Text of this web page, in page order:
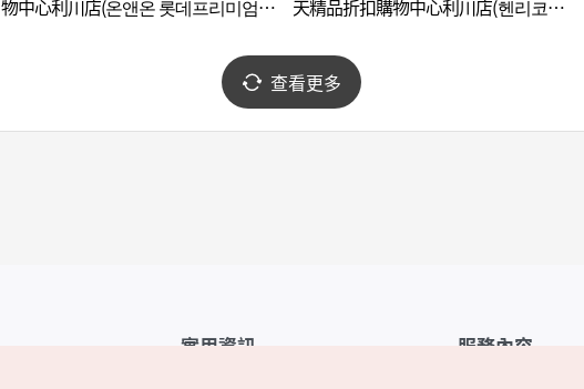
物中心利川店(온앤온 롯데프리미엄아
天精品折扣購物中心利川店(헨리코튼
查看更多
實用資訊 服務內容